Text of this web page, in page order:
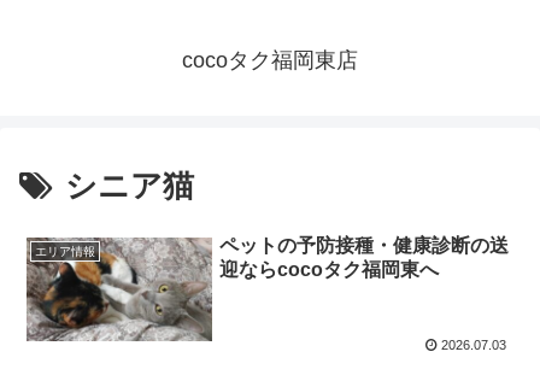
cocoタク福岡東店
シニア猫
エリア情報
ペットの予防接種・健康診断の送
迎ならcocoタク福岡東へ
2026.07.03